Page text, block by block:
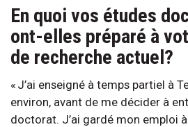
En quoi vos études
ont-elles préparé à
de recherche actuel?
« J’ai enseigné à temps partiel à
environ, avant de me décider à
doctorat. J’ai gardé mon emploi